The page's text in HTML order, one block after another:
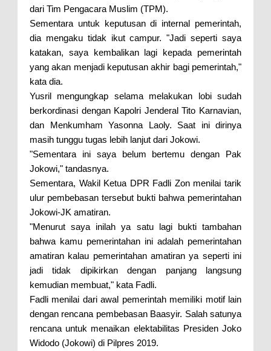
dari Tim Pengacara Muslim (TPM).
Sementara untuk keputusan di internal pemerintah,
dia mengaku tidak ikut campur. "Jadi seperti saya
katakan, saya kembalikan lagi kepada pemerintah
yang akan menjadi keputusan akhir bagi pemerintah,"
kata dia.
Yusril mengungkap selama melakukan lobi sudah
berkordinasi dengan Kapolri Jenderal Tito Karnavian,
dan Menkumham Yasonna Laoly. Saat ini dirinya
masih tunggu tugas lebih lanjut dari Jokowi.
"Sementara ini saya belum bertemu dengan Pak
Jokowi," tandasnya.
Sementara, Wakil Ketua DPR Fadli Zon menilai tarik
ulur pembebasan tersebut bukti bahwa pemerintahan
Jokowi-JK amatiran.
"Menurut saya inilah ya satu lagi bukti tambahan
bahwa kamu pemerintahan ini adalah pemerintahan
amatiran kalau pemerintahan amatiran ya seperti ini
jadi tidak dipikirkan dengan panjang langsung
kemudian membuat," kata Fadli.
Fadli menilai dari awal pemerintah memiliki motif lain
dengan rencana pembebasan Baasyir. Salah satunya
rencana untuk menaikan elektabilitas Presiden Joko
Widodo (Jokowi) di Pilpres 2019.